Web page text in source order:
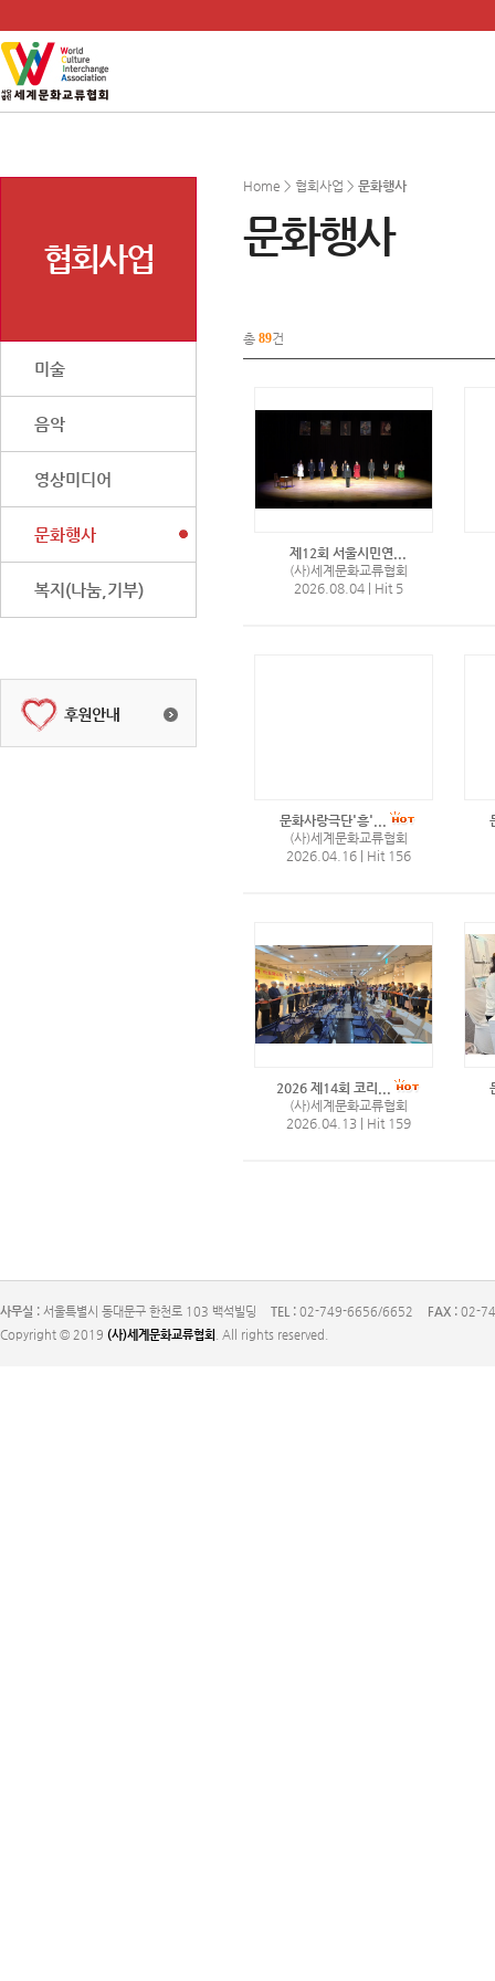
협회사업
미술
음악
영상미디어
문화행사
복지(나눔,기부)
Home > 협회사업 > 문화행사
문화행사
총 89건
제12회 서울시민연...
(사)세계문화교류협회
2026.08.04
Hit 5
문화사랑극단'흥'...
(사)세계문화교류협회
2026.04.16
Hit 156
2026 제14회 코리...
(사)세계문화교류협회
2026.04.13
Hit 159
사무실 : 서울특별시 동대문구 한천로 103 백석빌딩 TEL : 02-749-6656/6652 FAX : 02-
Copyright © 2019 (사)세계문화교류협회 . All rights reserved.